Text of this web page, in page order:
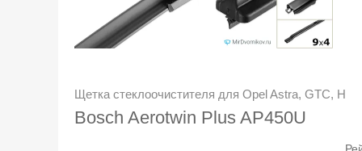
Щетка стеклоочистителя для Opel Astra, GTC, H
Bosch Aerotwin Plus AP450U